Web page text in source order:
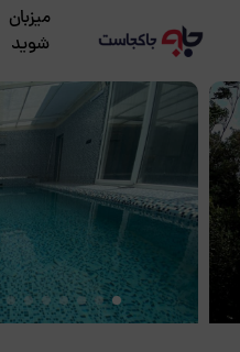
میزبان
شوید